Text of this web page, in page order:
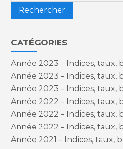
CATÉGORIES
Année 2023 – Indices, taux,
Année 2023 – Indices, taux,
Année 2023 – Indices, taux,
Année 2022 – Indices, taux,
Année 2022 – Indices, taux,
Année 2022 – Indices, taux,
Année 2021 – Indices, taux,